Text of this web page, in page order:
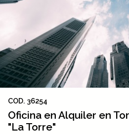
COD. 36254
Oficina en Alquiler en
"La Torre"